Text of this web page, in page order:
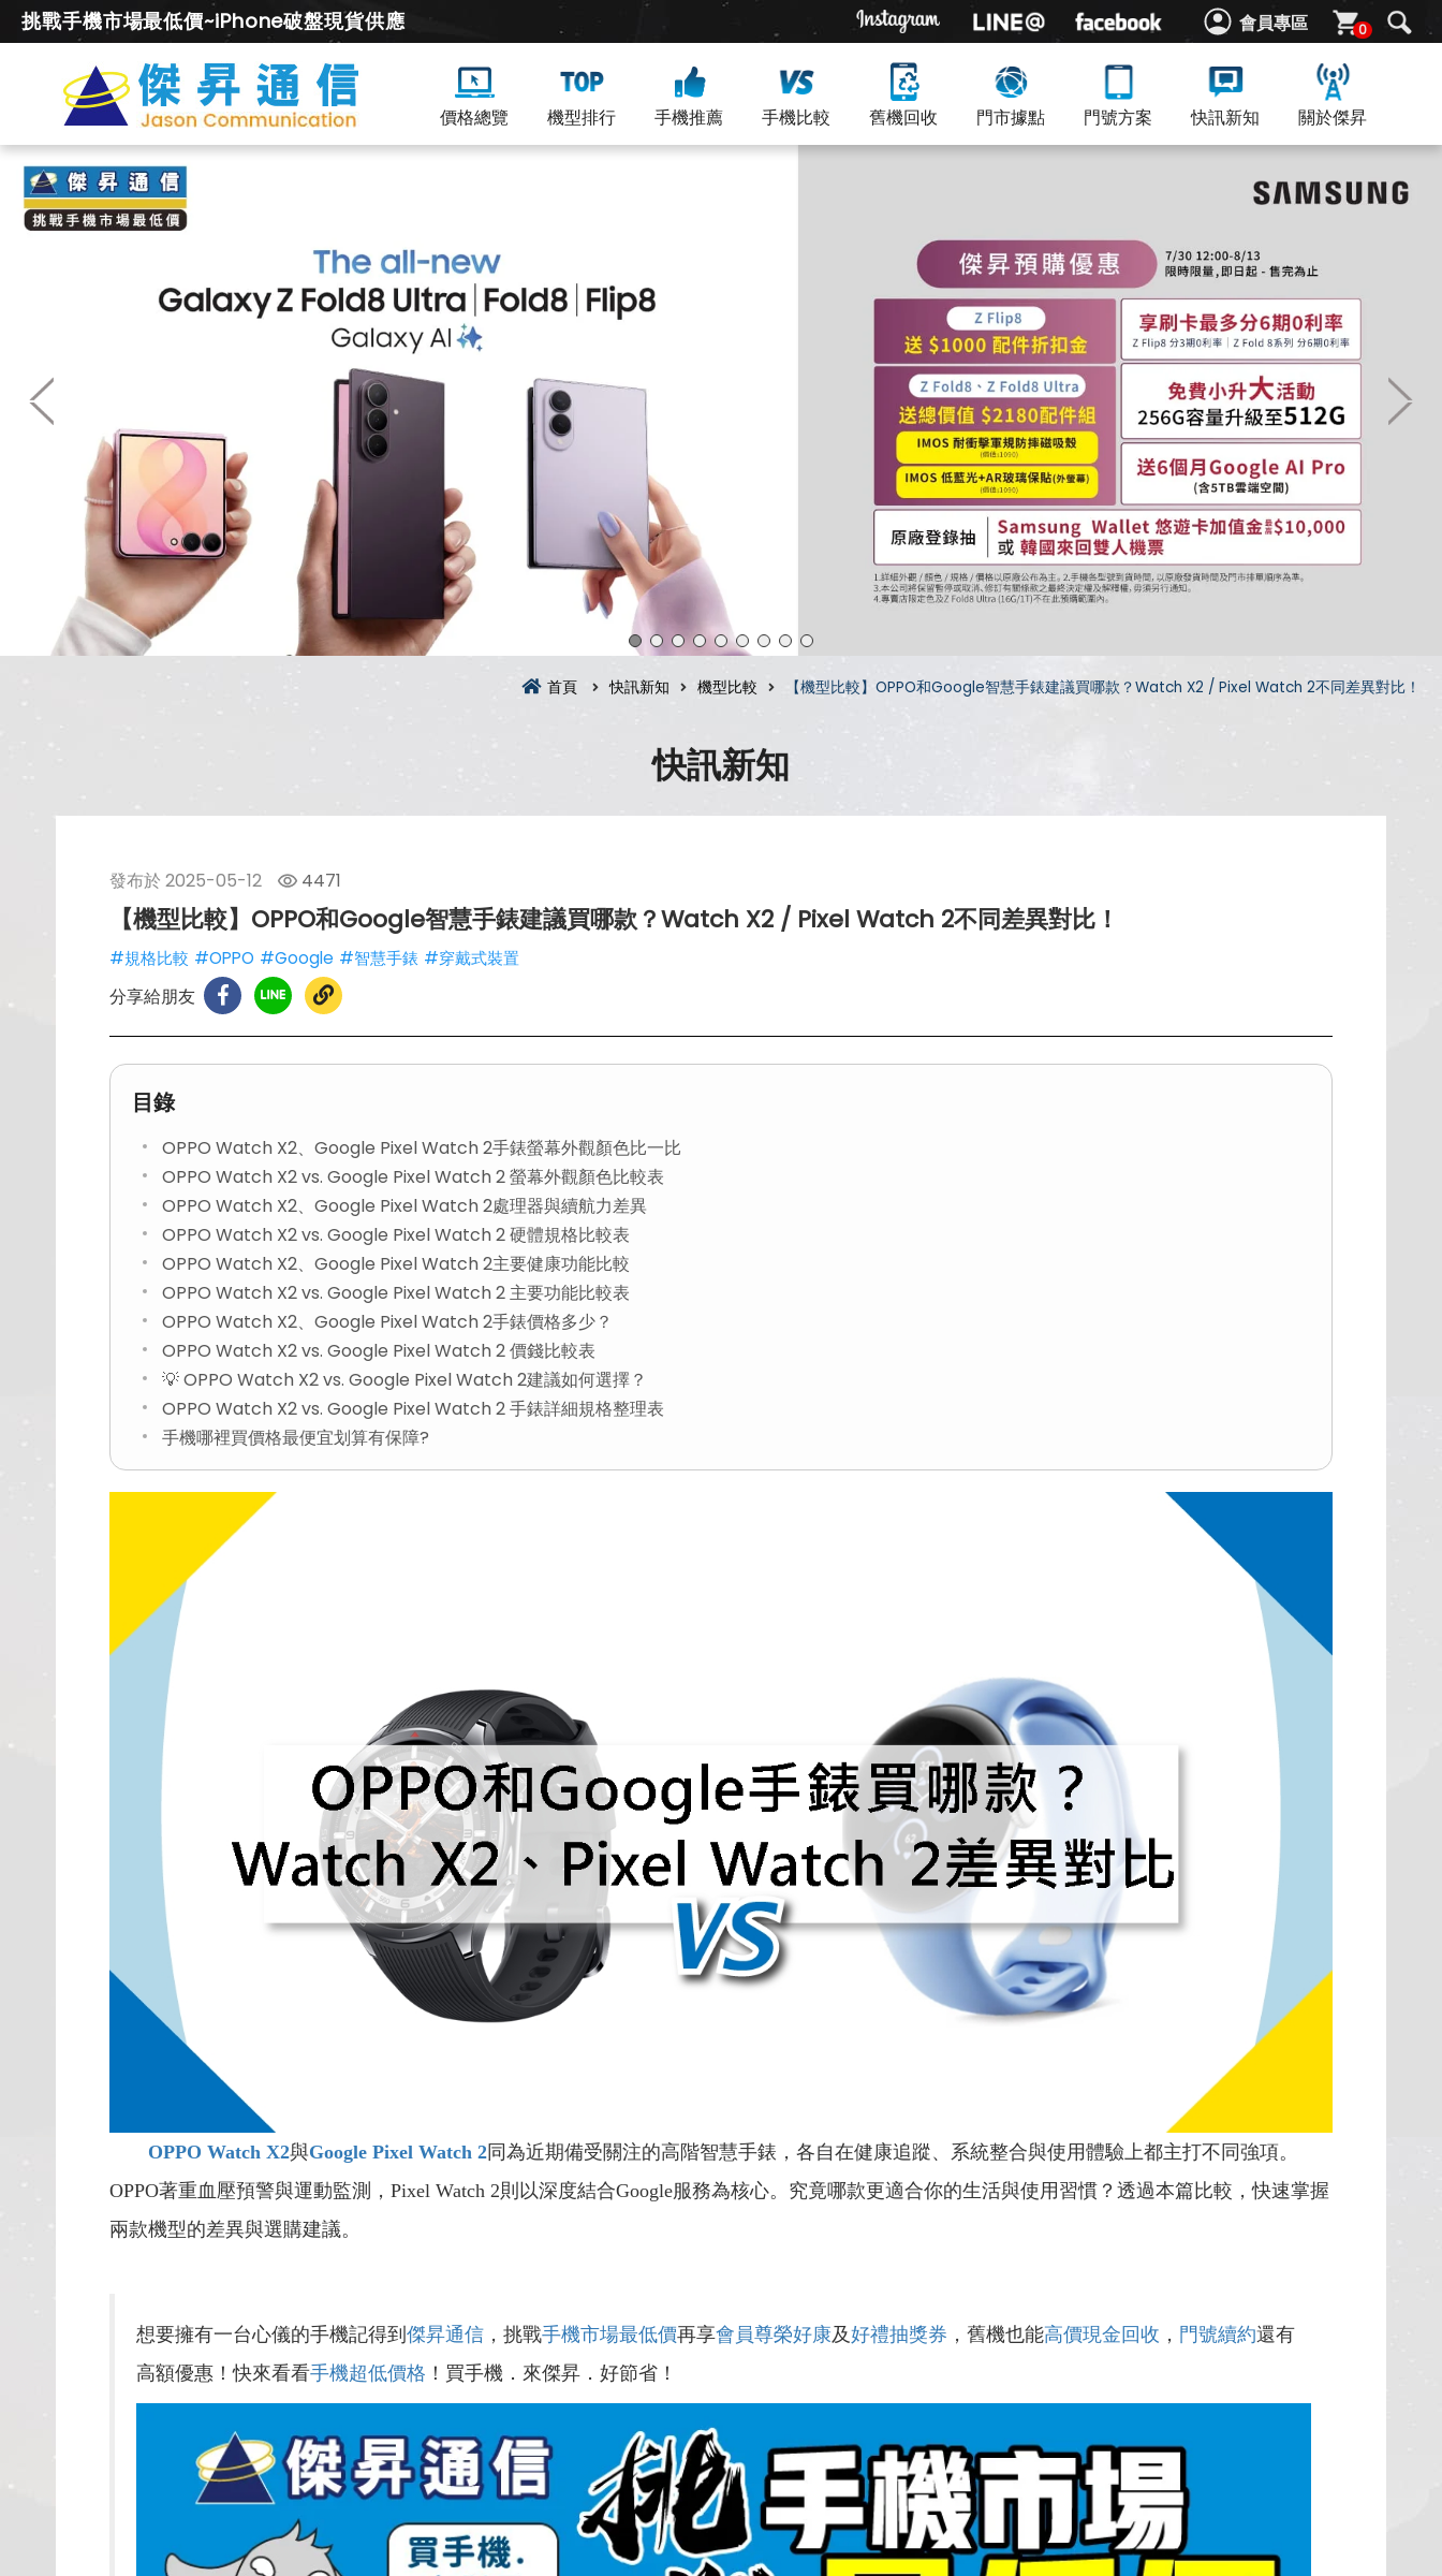
會員專區 0
挑戰手機市場最低價~iPhone破盤現貨供應
價格總覽 機型排行 手機推薦 手機比較 舊機回收 門市據點 門號方案 快訊新知 關於傑昇
首頁 快訊新知 機型比較 【機型比較】OPPO和Google智慧手錶建議買哪款？Watch X2 / Pixel Watch 2不同差異對比！
快訊新知
發布於 2025-05-12 4471
【機型比較】OPPO和Google智慧手錶建議買哪款？Watch X2 / Pixel Watch 2不同差異對比！
#規格比較 #OPPO #Google #智慧手錶 #穿戴式裝置
分享給朋友
目錄
OPPO Watch X2、Google Pixel Watch 2手錶螢幕外觀顏色比一比
OPPO Watch X2 vs. Google Pixel Watch 2 螢幕外觀顏色比較表
OPPO Watch X2、Google Pixel Watch 2處理器與續航力差異
OPPO Watch X2 vs. Google Pixel Watch 2 硬體規格比較表
OPPO Watch X2、Google Pixel Watch 2主要健康功能比較
OPPO Watch X2 vs. Google Pixel Watch 2 主要功能比較表
OPPO Watch X2、Google Pixel Watch 2手錶價格多少？
OPPO Watch X2 vs. Google Pixel Watch 2 價錢比較表
💡 OPPO Watch X2 vs. Google Pixel Watch 2建議如何選擇？
OPPO Watch X2 vs. Google Pixel Watch 2 手錶詳細規格整理表
手機哪裡買價格最便宜划算有保障?
OPPO Watch X2與Google Pixel Watch 2同為近期備受關注的高階智慧手錶，各自在健康追蹤、系統整合與使用體驗上都主打不同強項。
OPPO著重血壓預警與運動監測，Pixel Watch 2則以深度結合Google服務為核心。究竟哪款更適合你的生活與使用習慣？透過本篇比較，快速掌握
兩款機型的差異與選購建議。
想要擁有一台心儀的手機記得到 傑昇通信 ，挑戰手機市場最低價再享會員尊榮好康及好禮抽獎券 ，舊機也能高價現金回收 ， 門號續約還有
高額優惠！快來看看手機超低價格 ！買手機．來傑昇．好節省！